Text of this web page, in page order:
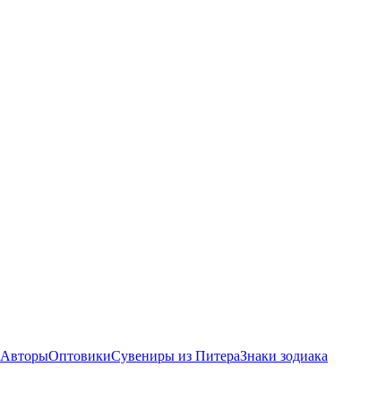
АвторыОптовикиСувениры из ПитераЗнаки зодиака